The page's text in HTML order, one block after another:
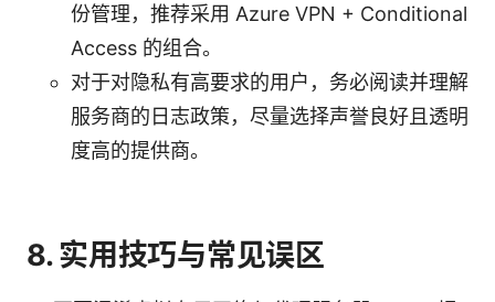
份管理，推荐采用 Azure VPN + Conditional
Access 的组合。
对于对隐私有高要求的用户，务必阅读并理解
服务商的日志政策，尽量选择声誉良好且透明
度高的提供商。
8. 实用技巧与常见误区